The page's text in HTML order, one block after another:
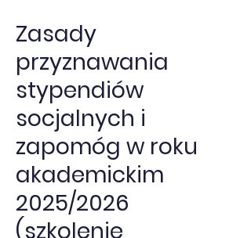
Zasady
przyznawania
stypendiów
socjalnych i
zapomóg w roku
akademickim
2025/2026
(szkolenie